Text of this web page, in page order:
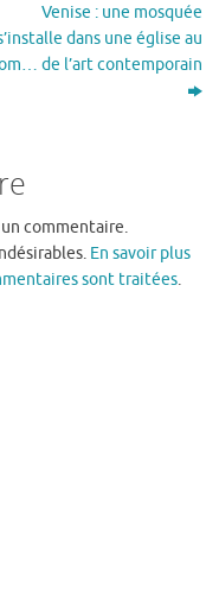
Venise : une mosquée
dans une église au
de l’art contemporain
commentaire.
En savoir plus
sont traitées.